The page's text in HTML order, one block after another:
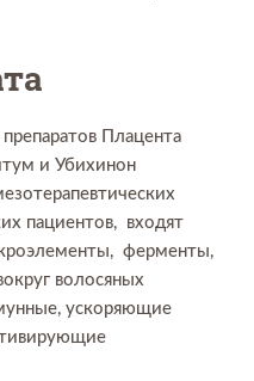
Плацента
и Убихинон
пациентов, входят
ферменты,
волосяных
ускоряющие